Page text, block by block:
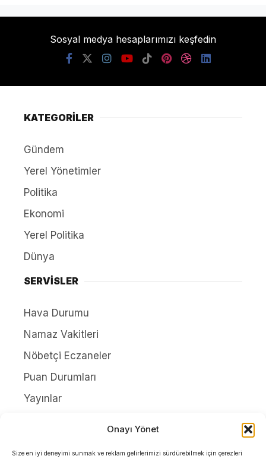
Onayı Yönet
Size en iyi deneyimi sunmak ve reklam gelirlerimizi sürdürebilmek için çerezleri
Sosyal medya hesaplarımızı keşfedin
KATEGORİLER
Gündem
Yerel Yönetimler
Politika
Ekonomi
Yerel Politika
Dünya
SERVİSLER
Hava Durumu
Namaz Vakitleri
Nöbetçi Eczaneler
Puan Durumları
Yayınlar
İletişim